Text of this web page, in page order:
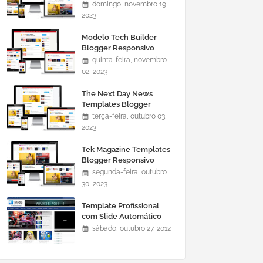
domingo, novembro 19,
2023
Modelo Tech Builder
Blogger Responsivo
quinta-feira, novembro
02, 2023
The Next Day News
Templates Blogger
Responsivo
terça-feira, outubro 03,
2023
Tek Magazine Templates
Blogger Responsivo
segunda-feira, outubro
30, 2023
Template Profissional
com Slide Automático
0465sábado, outubro 27, 2012